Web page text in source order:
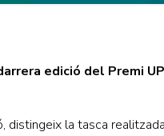
edició del Premi
distingeix la tasca